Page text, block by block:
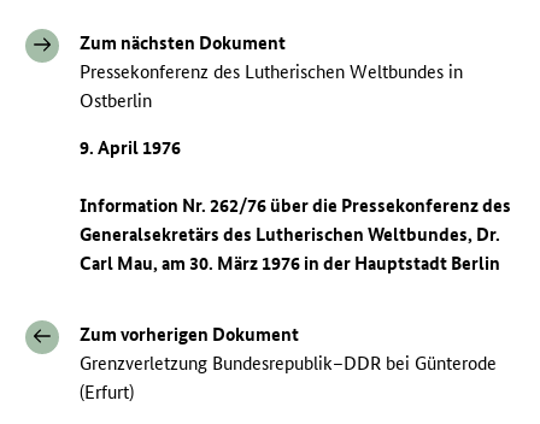
Zum nächsten Dokument
Pressekonferenz des Lutherischen Weltbundes in
Ostberlin
9. April 1976
Information Nr. 262/76 über die Pressekonferenz des
Generalsekretärs des Lutherischen Weltbundes, Dr.
Carl Mau, am 30. März 1976 in der Hauptstadt Berlin
Zum vorherigen Dokument
Grenzverletzung Bundesrepublik–DDR bei Günterode
(Erfurt)